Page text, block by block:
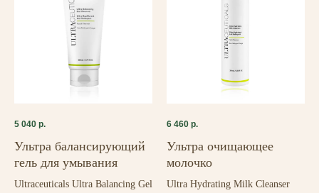
5 040 р.
Ультра балансирующий
гель для умывания
Ultraceuticals Ultra Balancing Gel
6 460 р.
Ультра очищающее
молочко
Ultra Hydrating Milk Cleanser